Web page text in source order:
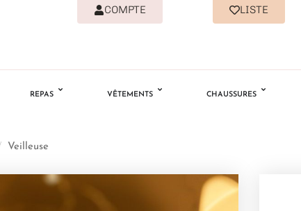
COMPTE LISTE
REPAS VÊTEMENTS CHAUSSURES
Veilleuse